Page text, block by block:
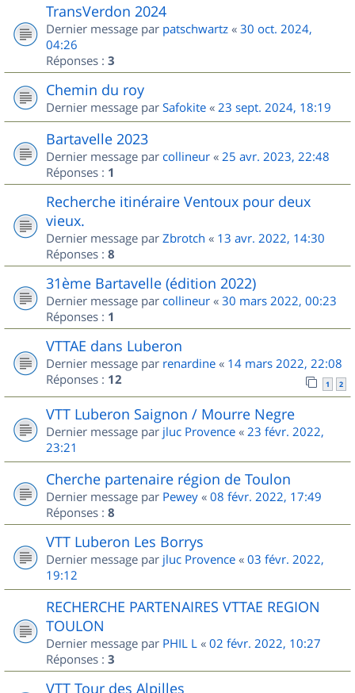
TransVerdon 2024
Dernier message par patschwartz « 30 oct. 2024,
04:26
Réponses : 3
Chemin du roy
Dernier message par Safokite « 23 sept. 2024, 18:19
Bartavelle 2023
Dernier message par collineur « 25 avr. 2023, 22:48
Réponses : 1
Recherche itinéraire Ventoux pour deux
vieux.
Dernier message par Zbrotch « 13 avr. 2022, 14:30
Réponses : 8
31ème Bartavelle (édition 2022)
Dernier message par collineur « 30 mars 2022, 00:23
Réponses : 1
VTTAE dans Luberon
Dernier message par renardine « 14 mars 2022, 22:08
Réponses : 12 1 2
VTT Luberon Saignon / Mourre Negre
Dernier message par jluc Provence « 23 févr. 2022,
23:21
Cherche partenaire région de Toulon
Dernier message par Pewey « 08 févr. 2022, 17:49
Réponses : 8
VTT Luberon Les Borrys
Dernier message par jluc Provence « 03 févr. 2022,
19:12
RECHERCHE PARTENAIRES VTTAE REGION
TOULON
Dernier message par PHIL L « 02 févr. 2022, 10:27
Réponses : 3
VTT Tour des Alpilles